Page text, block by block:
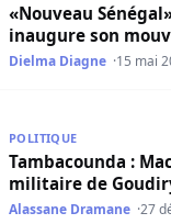
«Nouveau
inaugure son
Dielma Diagne 15 mai
Tambacounda :
POLITIQUE
Tambacounda :
militaire de
Alassane Dramane 27